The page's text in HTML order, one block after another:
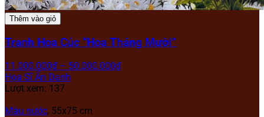
Thêm vào giỏ
Tranh Hoa Cúc “Hoa Tháng Mười”
11.000.000₫ – 50.000.000₫
Họa Sĩ Ẩn Danh
Lượt xem: 137
Màu nước, 55x75 cm